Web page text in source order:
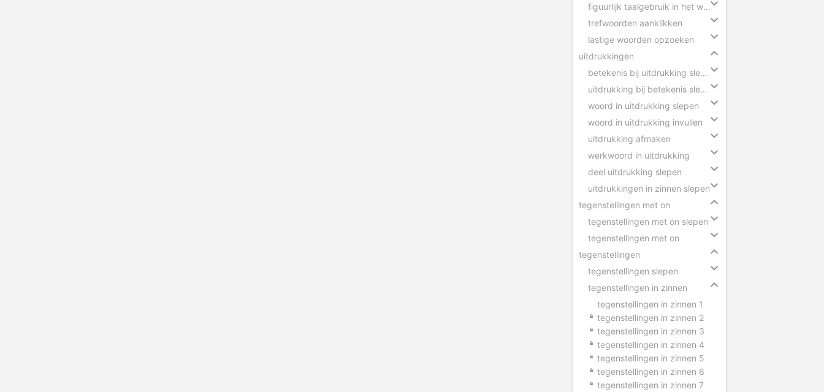
figuurlijk taalgebruik in het woordenboek
trefwoorden aanklikken
lastige woorden opzoeken
uitdrukkingen
betekenis bij uitdrukking slepen
uitdrukking bij betekenis slepen
woord in uitdrukking slepen
woord in uitdrukking invullen
uitdrukking afmaken
werkwoord in uitdrukking
deel uitdrukking slepen
uitdrukkingen in zinnen slepen
tegenstellingen met on
tegenstellingen met on slepen
tegenstellingen met on
tegenstellingen
tegenstellingen slepen
tegenstellingen in zinnen
tegenstellingen in zinnen 1
tegenstellingen in zinnen 2
tegenstellingen in zinnen 3
tegenstellingen in zinnen 4
tegenstellingen in zinnen 5
tegenstellingen in zinnen 6
tegenstellingen in zinnen 7